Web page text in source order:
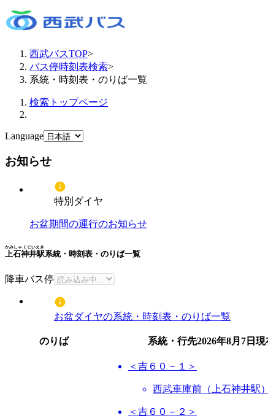
西武バスTOP>
バス停時刻表検索>
系統・時刻表・のりば一覧
検索トップページ
Language
お知らせ
特別ダイヤ
お盆期間の運行のお知らせ
上石神井駅
かみしゃくじいえき
系統・時刻表・のりば一覧
降車バス停
お盆ダイヤの系統・時刻表・のりば一覧
のりば 系統・行先2026年8月7日 現
＜吉６０－１＞
西武車庫前（上石神井駅
＜吉６０－２＞